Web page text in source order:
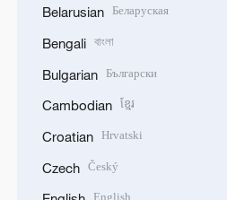
Belarusian Беларуская
Bengali বাংলা
Bulgarian Български
Cambodian ខ្មែរ
Croatian Hrvatski
Czech Český